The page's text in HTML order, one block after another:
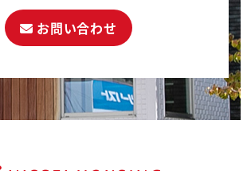
お問い合わせ